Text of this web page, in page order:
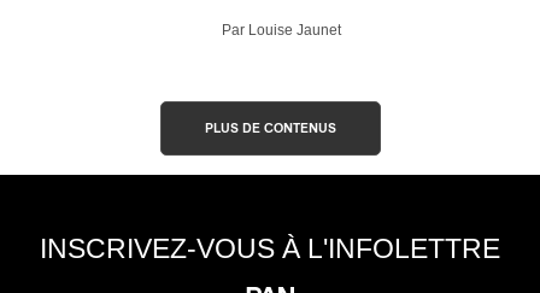
Par Louise Jaunet
PLUS DE CONTENUS
INSCRIVEZ-VOUS À L'INFOLETTRE